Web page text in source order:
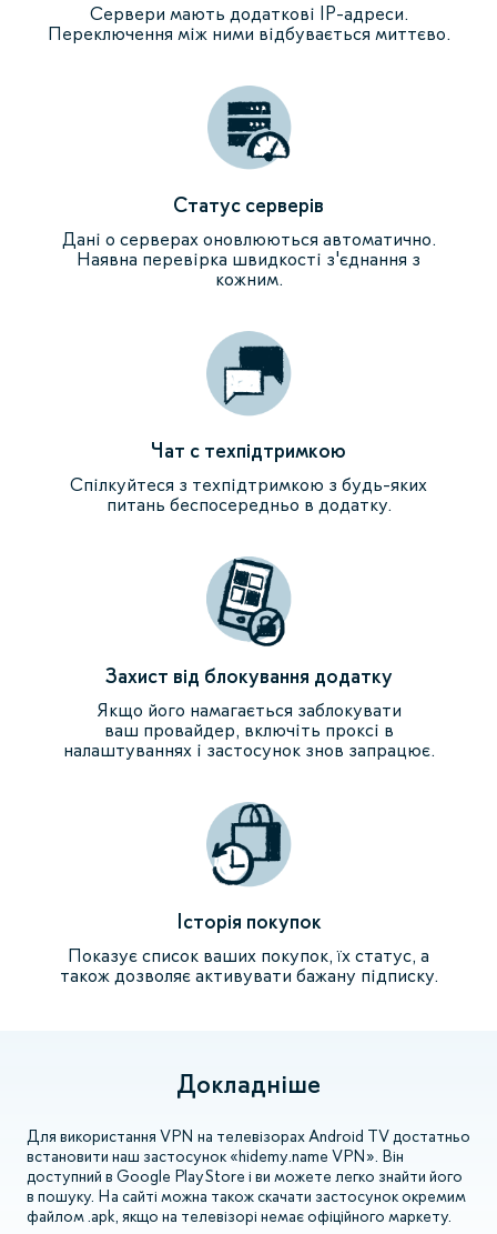
Сервери мають додаткові IP-адреси.
Переключення між ними відбувається миттєво.
Статус серверів
Дані о серверах оновлюються автоматично.
Наявна перевірка швидкості з'єднання з
кожним.
Чат с техпідтримкою
Спілкуйтеся з техпідтримкою з будь-яких
питань беспосередньо в додатку.
Захист від блокування додатку
Якщо його намагається заблокувати
ваш провайдер, включіть проксі в
налаштуваннях і застосунок знов запрацює.
Історія покупок
Показує список ваших покупок, їх статус, а
також дозволяє активувати бажану підписку.
Докладніше
Для використання VPN на телевізорах Android TV достатньо
встановити наш застосунок «hidemy.name VPN». Він
доступний в Google PlayStore і ви можете легко знайти його
в пошуку. На сайті можна також скачати застосунок окремим
файлом .apk, якщо на телевізорі немає офіційного маркету.